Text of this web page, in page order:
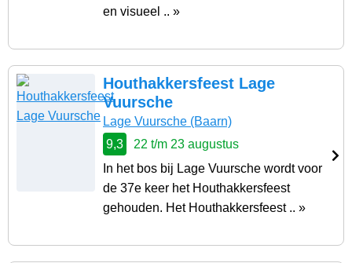
en visueel .. »
Houthakkersfeest Lage
Vuursche
Lage Vuursche (Baarn)
9,3
22 t/m 23 augustus
In het bos bij Lage Vuursche wordt voor
de 37e keer het Houthakkersfeest
gehouden. Het Houthakkersfeest .. »